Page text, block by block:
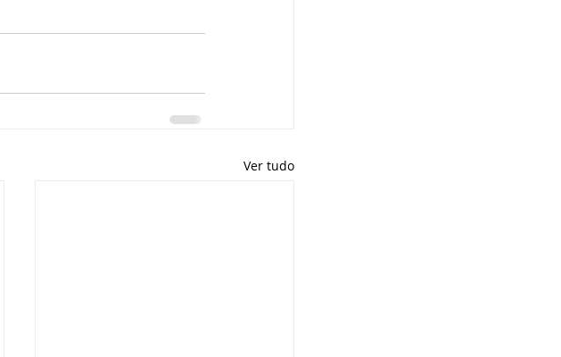
Ver tudo